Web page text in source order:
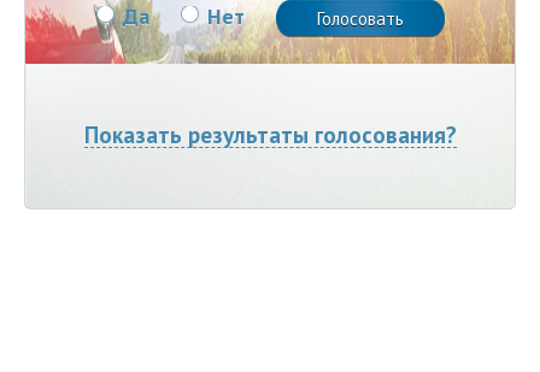
Да Нет
Показать результаты голосования?